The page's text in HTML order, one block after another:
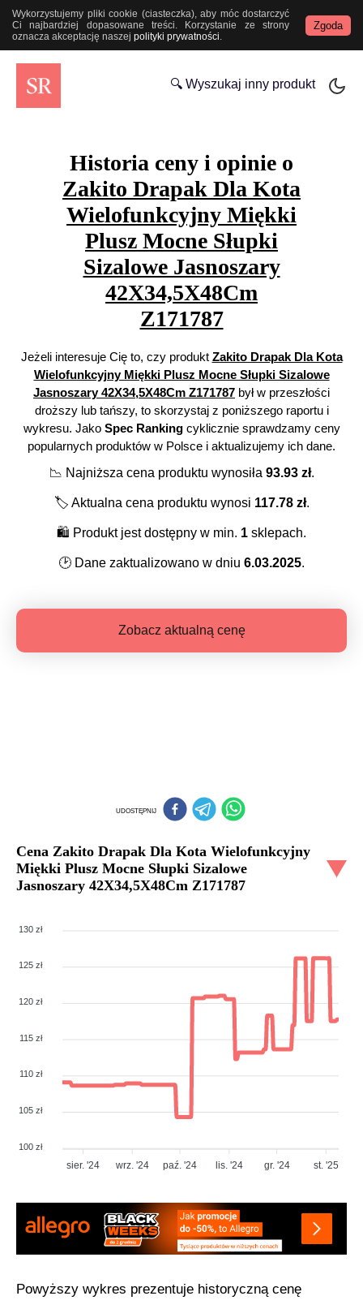
Wykorzystujemy pliki cookie (ciasteczka), aby móc dostarczyć
Ci najbardziej dopasowane treści. Korzystanie ze strony
oznacza akceptację naszej polityki prywatności.
Zgoda
🔍 Wyszukaj inny produkt
Historia ceny i opinie o
Zakito Drapak Dla Kota
Wielofunkcyjny Miękki
Plusz Mocne Słupki
Sizalowe Jasnoszary
42X34,5X48Cm
Z171787
Jeżeli interesuje Cię to, czy produkt Zakito Drapak Dla Kota
Wielofunkcyjny Miękki Plusz Mocne Słupki Sizalowe
Jasnoszary 42X34,5X48Cm Z171787 był w przeszłości
droższy lub tańszy, to skorzystaj z poniższego raportu i
wykresu. Jako Spec Rankingcyklicznie sprawdzamy ceny
popularnych produktów w Polsce i aktualizujemy ich dane.
📉 Najniższa cena produktu wynosiła 93.93zł.
🏷️ Aktualna cena produktu wynosi 117.78zł.
🛍️ Produkt jest dostępny w min. 1 sklepach.
🕑 Dane zaktualizowano w dniu 6.03.2025.
Zobacz aktualną cenę
UDOSTĘPNIJ
Cena Zakito Drapak Dla Kota Wielofunkcyjny
Miękki Plusz Mocne Słupki Sizalowe
Jasnoszary 42X34,5X48Cm Z171787
130 zł
125 zł
120 zł
115 zł
110 zł
105 zł
100 zł
sier. '24 wrz. '24 paź. '24 lis. '24 gr. '24 st. '25
Powyższy wykres prezentuje historyczną cenę